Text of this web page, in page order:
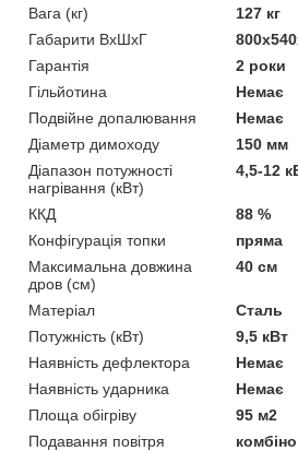
Вага (кг)
127 кг
Габарити ВхШхГ
Гарантія
2 роки
Гільйотина
Немає
Подвійне допалювання
Немає
Діаметр димоходу
150 мм
Діапазон потужності
нагрівання (кВт)
4,5-12
ККД
88 %
Конфігурація топки
пряма
Максимальна довжина
дров (см)
40 см
Матеріал
Сталь
Потужність (кВт)
9,5 кВт
Наявність дефлектора
Немає
Наявність ударника
Немає
Площа обігріву
95 м2
Подавання повітря